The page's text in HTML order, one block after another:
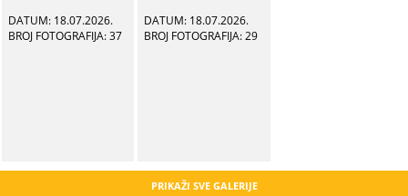
DATUM: 18.07.2026.
BROJ FOTOGRAFIJA: 37
DATUM: 18.07.2026.
BROJ FOTOGRAFIJA: 29
PRIKAŽI SVE GALERIJE